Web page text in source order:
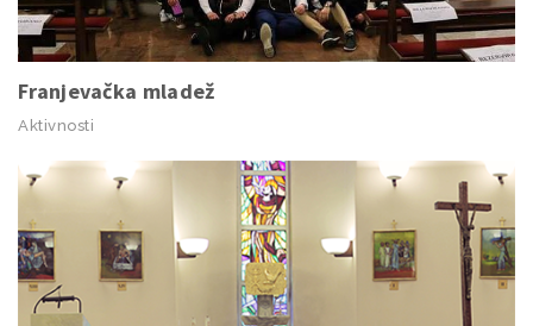
Franjevačka mladež
Aktivnosti